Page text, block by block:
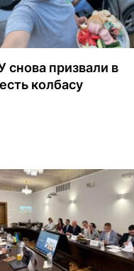
снова призвали в
колбасу